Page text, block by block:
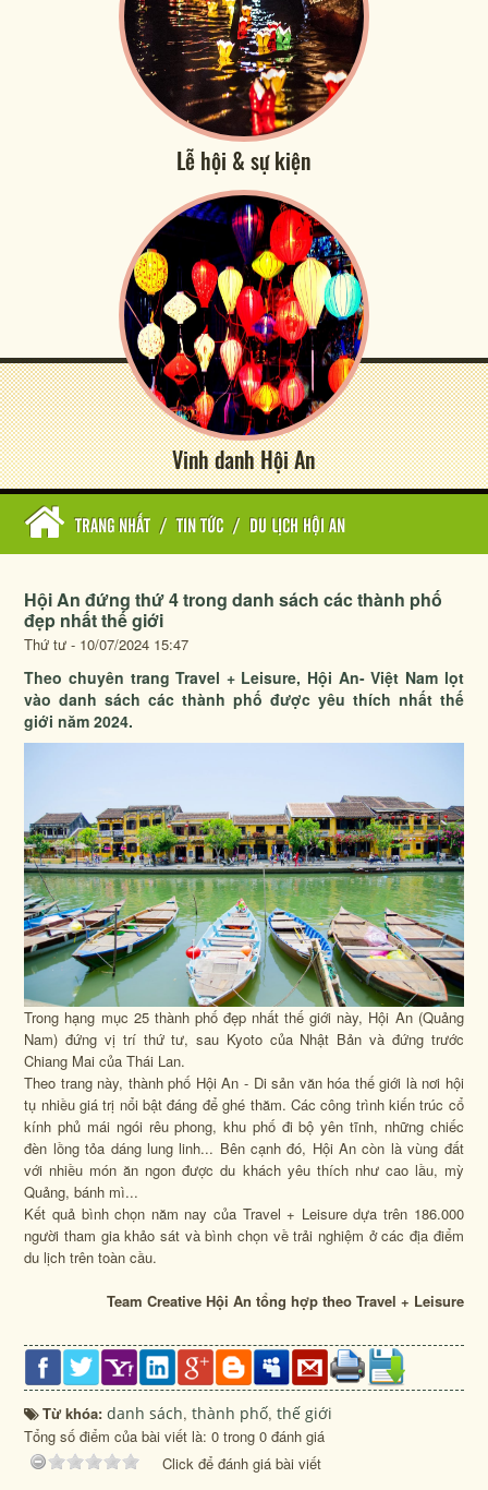
Lễ hội & sự kiện
Vinh danh Hội An
TRANG NHẤT / TIN TỨC / DU LỊCH HỘI AN
Hội An đứng thứ 4 trong danh sách các thành phố
đẹp nhất thế giới
Thứ tư - 10/07/2024 15:47
Theo chuyên trang Travel + Leisure, Hội An- Việt Nam lọt
vào danh sách các thành phố được yêu thích nhất thế
giới năm 2024.
Trong hạng mục 25 thành phố đẹp nhất thế giới này, Hội An (Quảng
Nam) đứng vị trí thứ tư, sau Kyoto của Nhật Bản và đứng trước
Chiang Mai của Thái Lan.
Theo trang này, thành phố Hội An - Di sản văn hóa thế giới là nơi hội
tụ nhiều giá trị nổi bật đáng để ghé thăm. Các công trình kiến trúc cổ
kính phủ mái ngói rêu phong, khu phố đi bộ yên tĩnh, những chiếc
đèn lồng tỏa dáng lung linh... Bên cạnh đó, Hội An còn là vùng đất
với nhiều món ăn ngon được du khách yêu thích như cao lầu, mỳ
Quảng, bánh mì...
Kết quả bình chọn năm nay của Travel + Leisure dựa trên 186.000
người tham gia khảo sát và bình chọn về trải nghiệm ở các địa điểm
du lịch trên toàn cầu.
Team Creative Hội An tổng hợp theo Travel + Leisure
Từ khóa:danh sách,thành phố,thế giới
Tổng số điểm của bài viết là: 0 trong 0 đánh giá
Click để đánh giá bài viết